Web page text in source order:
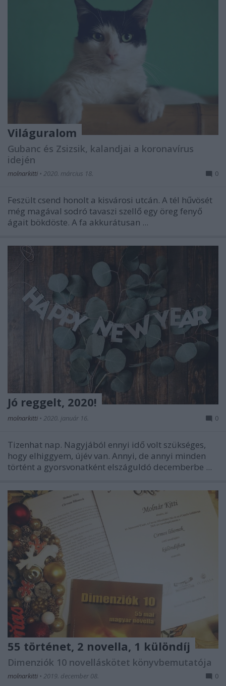
Világuralom
Gubanc és Zsizsik, kalandjai a koronavírus
idején
molnarkitti • 2020. március 18. 0
Feszült csend honolt a kisvárosi utcán. A tél hűvösét
még magával sodró tavaszi szellő egy öreg fenyő
ágait bökdöste. A fa akkurátusan ...
Jó reggelt, 2020!
molnarkitti • 2020. január 16. 0
Tizenhat nap. Nagyjából ennyi idő volt szükséges,
hogy elhiggyem, újév van. Annyi, de annyi minden
történt a gyorsvonatként elszáguldó decemberbe ...
55 történet, 2 novella, 1 különdíj
Dimenziók 10 novelláskötet könyvbemutatója
molnarkitti • 2019. december 08. 0